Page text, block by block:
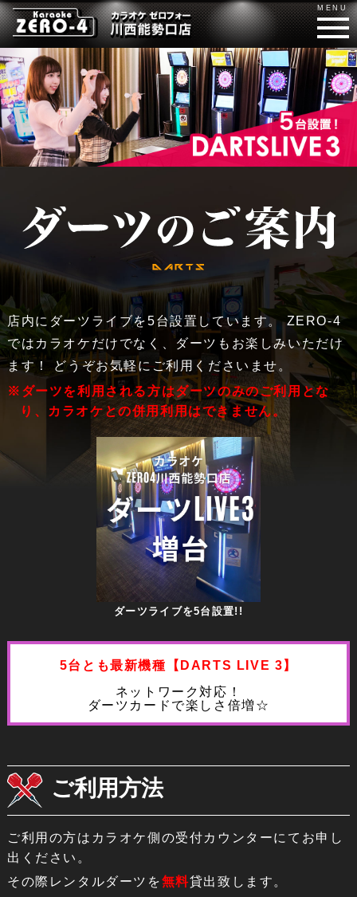
店内にダーツライブを5台設置しています。 ZERO-4
ではカラオケだけでなく、ダーツもお楽しみいただけ
ます！ どうぞお気軽にご利用くださいませ。
※ダーツを利用される方はダーツのみのご利用とな
り、カラオケとの併用利用はできません。
ダーツライブを5台設置!!
5台とも最新機種【DARTS LIVE 3】
ネットワーク対応！
ダーツカードで楽しさ倍増☆
ご利用方法
ご利用の方はカラオケ側の受付カウンターにてお申し
出ください。
その際レンタルダーツを無料貸出致します。